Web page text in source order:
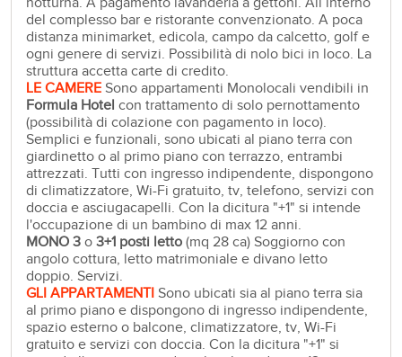
del complesso bar e ristorante convenzionato. A poca
distanza minimarket, edicola, campo da calcetto, golf e
ogni genere di servizi. Possibilità di nolo bici in loco. La
struttura accetta carte di credito.
LE CAMERE Sono appartamenti Monolocali vendibili in
Formula Hotel con trattamento di solo pernottamento
(possibilità di colazione con pagamento in loco).
Semplici e funzionali, sono ubicati al piano terra con
giardinetto o al primo piano con terrazzo, entrambi
attrezzati. Tutti con ingresso indipendente, dispongono
di climatizzatore, Wi-Fi gratuito, tv, telefono, servizi con
doccia e asciugacapelli. Con la dicitura "+1" si intende
l'occupazione di un bambino di max 12 anni.
MONO 3o3+1 posti letto (mq 28 ca) Soggiorno con
angolo cottura, letto matrimoniale e divano letto
doppio. Servizi.
GLI APPARTAMENTI Sono ubicati sia al piano terra sia
al primo piano e dispongono di ingresso indipendente,
spazio esterno o balcone, climatizzatore, tv, Wi-Fi
gratuito e servizi con doccia. Con la dicitura "+1" si